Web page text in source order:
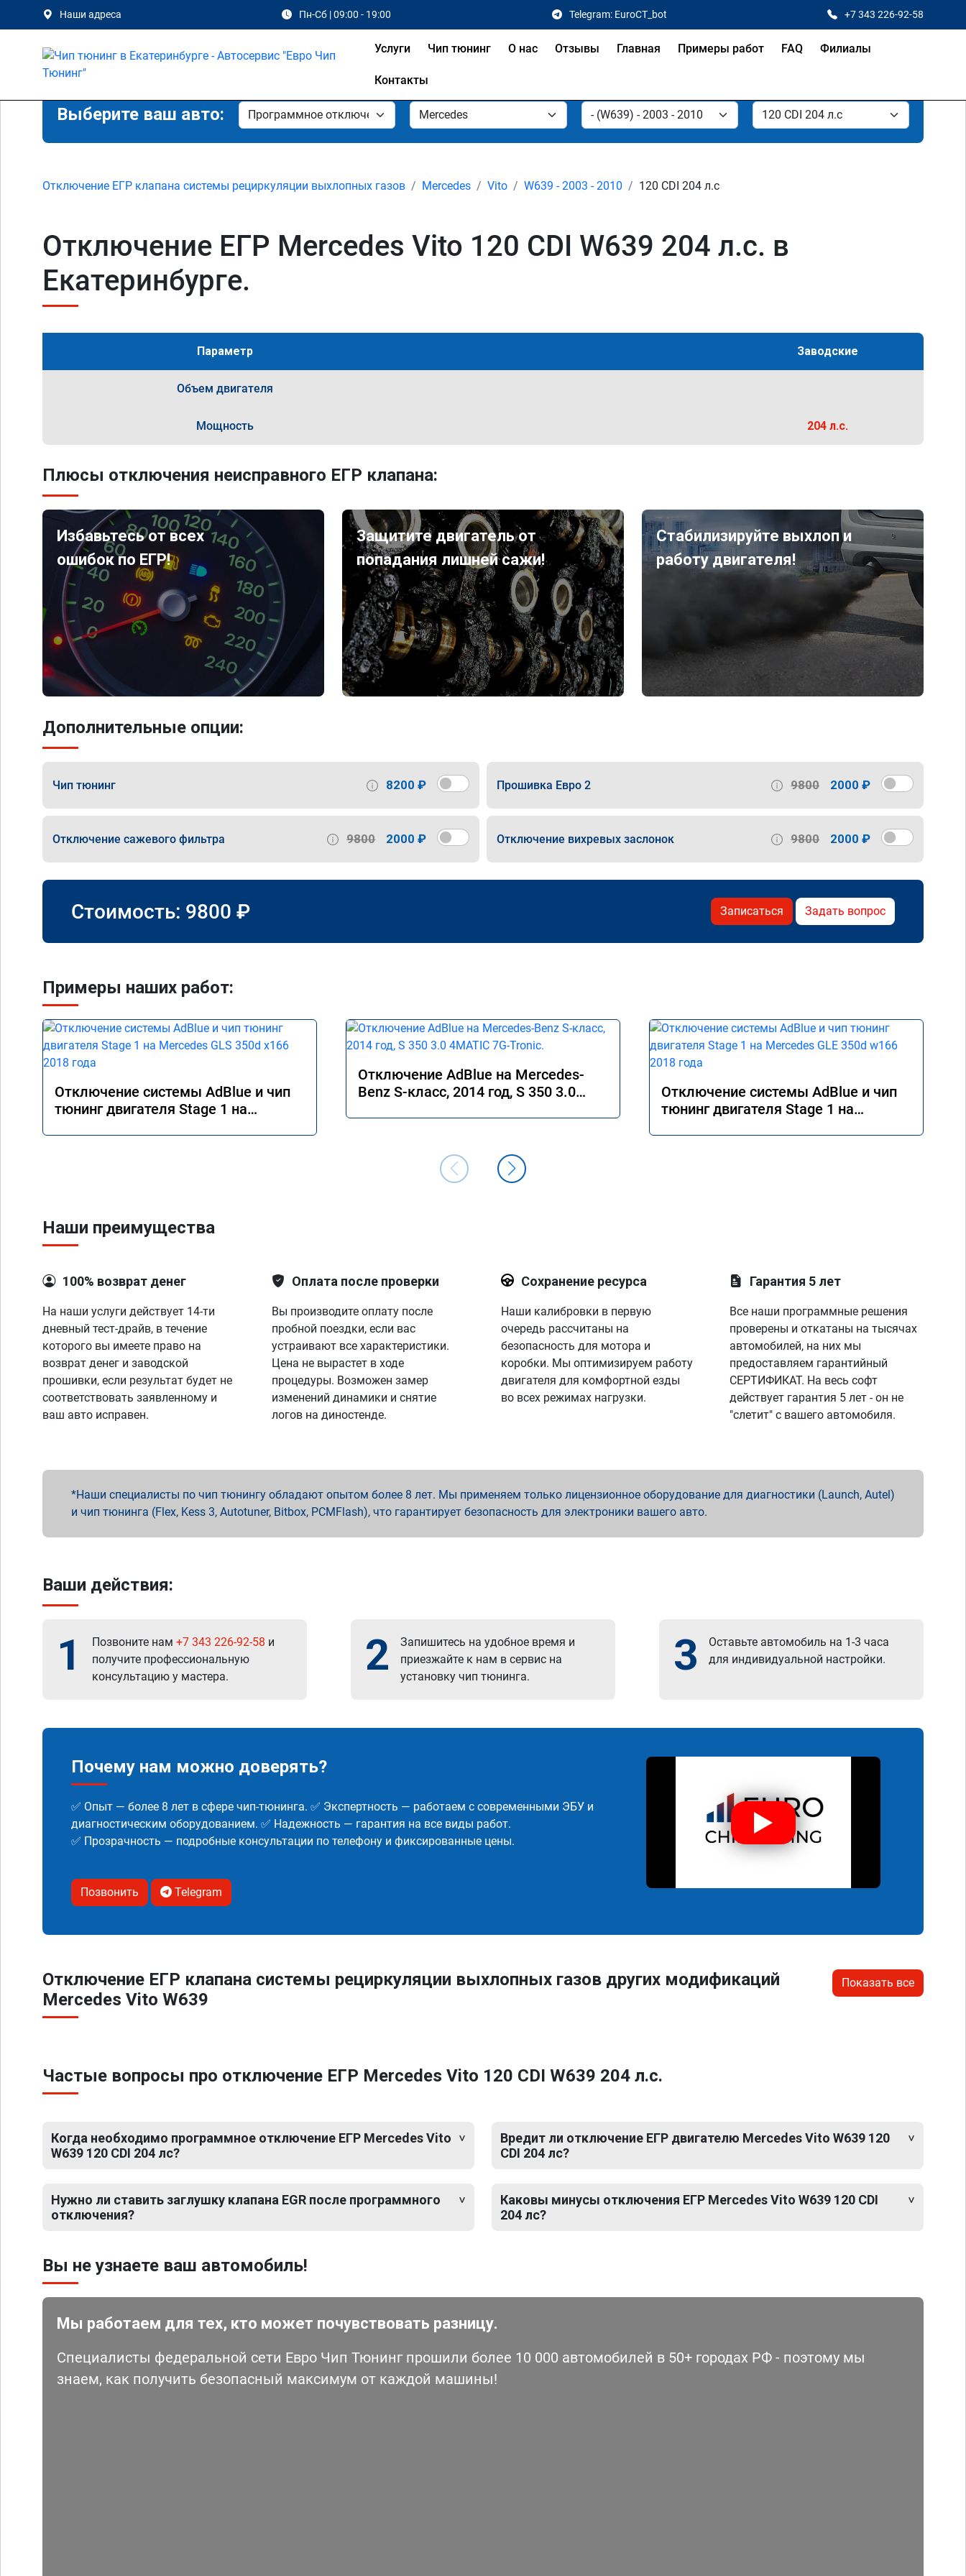
Наши адреса Пн-Сб | 09:00 - 19:00 Telegram: EuroCT_bot +7 343 226-92-58
Услуги Чип тюнинг О нас Отзывы Главная Примеры работ FAQ Филиалы
Контакты
Выберите ваш авто:
Отключение ЕГР клапана системы рециркуляции выхлопных газов Mercedes Vito W639 - 2003 - 2010 120 CDI 204 л.с
Отключение ЕГР Mercedes Vito 120 CDI W639 204 л.с. в
Екатеринбурге.
Параметр Заводские
Объем двигателя
Мощность 204 л.с.
Плюсы отключения неисправного ЕГР клапана:
Избавьтесь от всех
ошибок по ЕГР!
Защитите двигатель от
попадания лишней сажи!
Стабилизируйте выхлоп и
работу двигателя!
Дополнительные опции:
Чип тюнинг 8200 ₽ Прошивка Евро 2 9800 2000 ₽
Отключение сажевого фильтра 9800 2000 ₽ Отключение вихревых заслонок 9800 2000 ₽
Стоимость: 9800 ₽ Записаться Задать вопрос
Примеры наших работ:
Отключение системы AdBlue и чип
тюнинг двигателя Stage 1 на
Отключение AdBlue на Mercedes-
Benz S-класс, 2014 год, S 350 3.0
Отключение системы AdBlue и чип
тюнинг двигателя Stage 1 на
Наши преимущества
100% возврат денег
На наши услуги действует 14-ти
дневный тест-драйв, в течение
которого вы имеете право на
возврат денег и заводской
прошивки, если результат будет не
соответствовать заявленному и
ваш авто исправен.
Оплата после проверки
Вы производите оплату после
пробной поездки, если вас
устраивают все характеристики.
Цена не вырастет в ходе
процедуры. Возможен замер
изменений динамики и снятие
логов на диностенде.
Сохранение ресурса
Наши калибровки в первую
очередь рассчитаны на
безопасность для мотора и
коробки. Мы оптимизируем работу
двигателя для комфортной езды
во всех режимах нагрузки.
Гарантия 5 лет
Все наши программные решения
проверены и откатаны на тысячах
автомобилей, на них мы
предоставляем гарантийный
СЕРТИФИКАТ. На весь софт
действует гарантия 5 лет - он не
"слетит" с вашего автомобиля.
Наши специалисты по чип тюнингу обладают опытом более 8 лет. Мы применяем только лицензионное оборудование для диагностики (Launch, Autel)
и чип тюнинга (Flex, Kess 3, Autotuner, Bitbox, PCMFlash), что гарантирует безопасность для электроники вашего авто.
Ваши действия:
1 Позвоните нам +7 343 226-92-58 и
получите профессиональную
консультацию у мастера.
2
Запишитесь на удобное время и
приезжайте к нам в сервис на
установку чип тюнинга.
3
Оставьте автомобиль на 1-3 часа
для индивидуальной настройки.
Почему нам можно доверять?
✅ Опыт — более 8 лет в сфере чип-тюнинга. ✅ Экспертность — работаем с современными ЭБУ и
диагностическим оборудованием. ✅ Надежность — гарантия на все виды работ.
✅ Прозрачность — подробные консультации по телефону и фиксированные цены.
Позвонить Telegram
Отключение ЕГР клапана системы рециркуляции выхлопных газов других модификаций
Mercedes Vito W639
Показать все
Частые вопросы про отключение ЕГР Mercedes Vito 120 CDI W639 204 л.с.
Когда необходимо программное отключение ЕГР Mercedes Vito
W639 120 CDI 204 лс?
Нужно ли ставить заглушку клапана EGR после программного
отключения?
Вредит ли отключение ЕГР двигателю Mercedes Vito W639 120
CDI 204 лс?
Каковы минусы отключения ЕГР Mercedes Vito W639 120 CDI
204 лс?
Вы не узнаете ваш автомобиль!
Мы работаем для тех, кто может почувствовать разницу.
Специалисты федеральной сети Евро Чип Тюнинг прошили более 10 000 автомобилей в 50+ городах РФ - поэтому мы
знаем, как получить безопасный максимум от каждой машины!